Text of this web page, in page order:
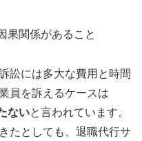
果関係があること
訟には多大な費用と時間
員を訴えるケースは
ないと言われています。
たとしても、退職代行サ